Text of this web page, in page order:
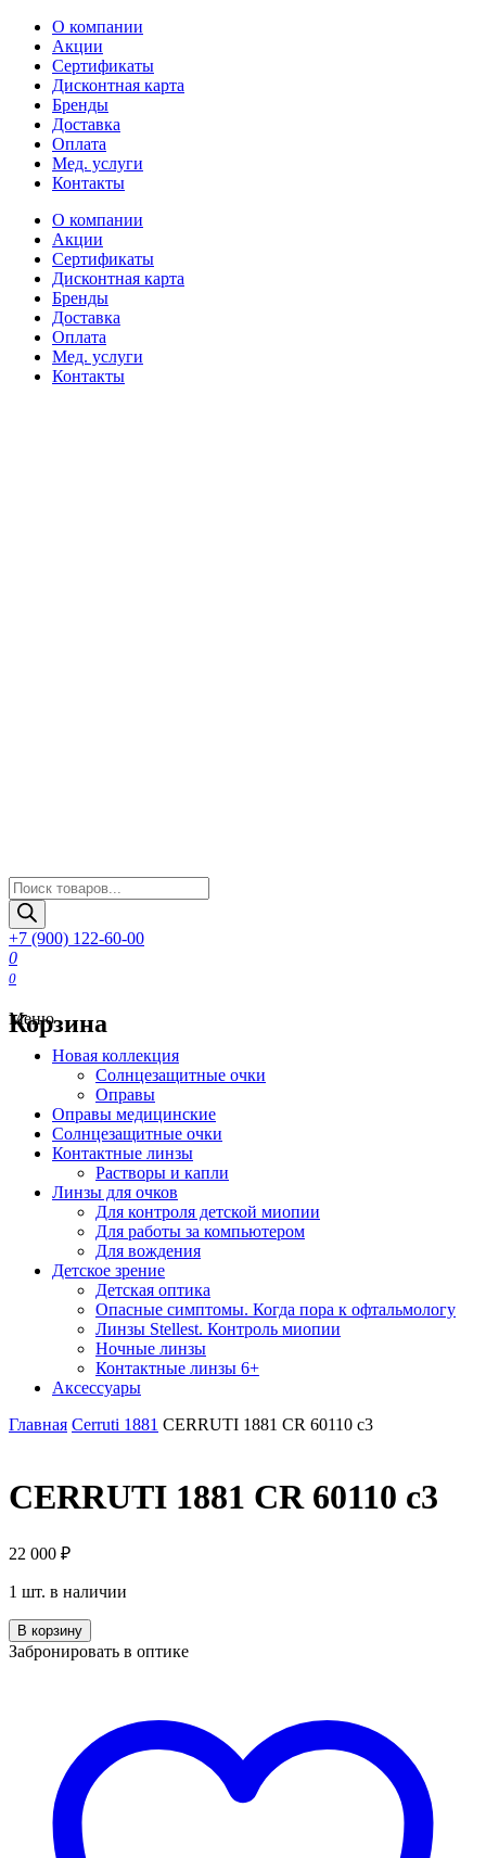
О компании
Акции
Сертификаты
Дисконтная карта
Бренды
Доставка
Оплата
Мед. услуги
Контакты
О компании
Акции
Сертификаты
Дисконтная карта
Бренды
Доставка
Оплата
Мед. услуги
Контакты
Поиск
товаров
+7 (900) 122-60-00
0
0
Корзина
Меню
Новая коллекция
Солнцезащитные очки
Оправы
Оправы медицинские
Солнцезащитные очки
Контактные линзы
Растворы и капли
Линзы для очков
Для контроля детской миопии
Для работы за компьютером
Для вождения
Детское зрение
Детская оптика
Опасные симптомы. Когда пора к офтальмологу
Линзы Stellest. Контроль миопии
Ночные линзы
Контактные линзы 6+
Аксессуары
Главная Cerruti 1881 CERRUTI 1881 CR 60110 c3
CERRUTI 1881 CR 60110 c3
22 000 ₽
1 шт. в наличии
Количество
CERRUTI
1881
В корзину
Забронировать в оптике